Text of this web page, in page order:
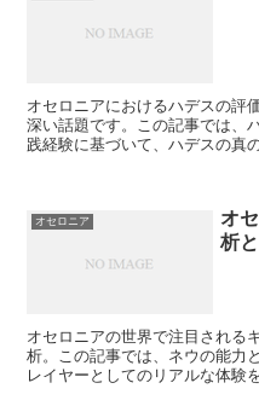
オセロニアにおけるハデスの評
深い話題です。この記事では、
践経験に基づいて、ハデスの真
オセロニア
オ
析
オセロニアの世界で注目される
析。この記事では、ネウの能力
レイヤーとしてのリアルな体験